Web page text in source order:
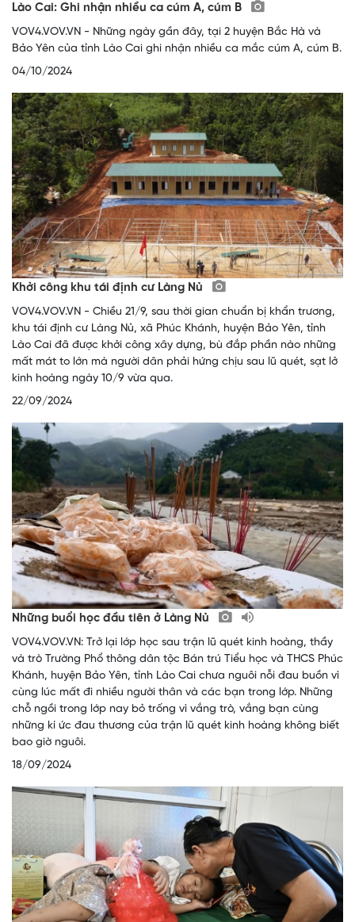
Lào Cai: Ghi nhận nhiều ca cúm A, cúm B
VOV4.VOV.VN - Những ngày gần đây, tại 2 huyện Bắc Hà và
Bảo Yên của tỉnh Lào Cai ghi nhận nhiều ca mắc cúm A, cúm B.
04/10/2024
Khởi công khu tái định cư Làng Nủ
VOV4.VOV.VN - Chiều 21/9, sau thời gian chuẩn bị khẩn trương,
khu tái định cư Làng Nủ, xã Phúc Khánh, huyện Bảo Yên, tỉnh
Lào Cai đã được khởi công xây dựng, bù đắp phần nào những
mất mát to lớn mà người dân phải hứng chịu sau lũ quét, sạt lở
kinh hoàng ngày 10/9 vừa qua.
22/09/2024
Những buổi học đầu tiên ở Làng Nủ
VOV4.VOV.VN: Trở lại lớp học sau trận lũ quét kinh hoàng, thầy
và trò Trường Phổ thông dân tộc Bán trú Tiểu học và THCS Phúc
Khánh, huyện Bảo Yên, tỉnh Lào Cai chưa nguôi nỗi đau buồn vì
cùng lúc mất đi nhiều người thân và các bạn trong lớp. Những
chỗ ngồi trong lớp nay bỏ trống vì vắng trò, vắng bạn cùng
những kí ức đau thương của trận lũ quét kinh hoàng không biết
bao giờ nguôi.
18/09/2024